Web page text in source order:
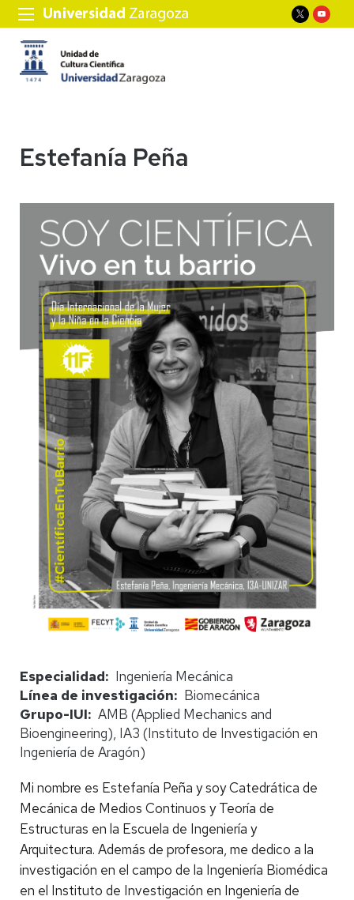
Estefanía Peña
Especialidad
Ingeniería Mecánica
Línea de investigación
Biomecánica
Grupo-IUI
AMB (Applied Mechanics and
Bioengineering), IA3 (Instituto de Investigación en
Ingeniería de Aragón)
Mi nombre es Estefanía Peña y soy Catedrática de
Mecánica de Medios Continuos y Teoría de
Estructuras en la Escuela de Ingeniería y
Arquitectura. Además de profesora, me dedico a la
investigación en el campo de la Ingeniería Biomédica
en el Instituto de Investigación en Ingeniería de